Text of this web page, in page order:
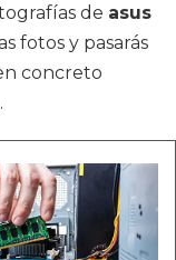
de asus
fotos y pasarás
concreto